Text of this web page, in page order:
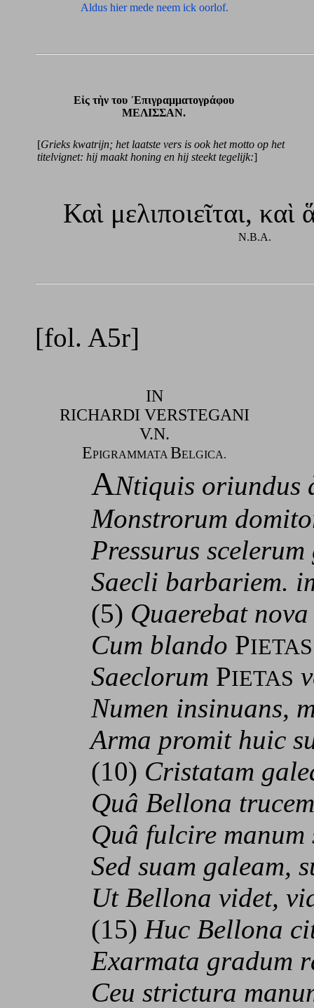
Aldus hier mede neem ick oorlof.
Εἰς τὴν του ᾽Επιγραμματογράφου
ΜΕΛΙΣΣΑΝ.
[Grieks kwatrijn; het laatste vers is ook het motto op het
titelvignet: hij maakt honing en hij steekt tegelijk:]
Καὶ μελιποιεῖται, καὶ
N.B.A.
[fol. A5r]
IN
RICHARDI VERSTEGANI
V.N.
EPIGRAMMATA BELGICA.
ANtiquis oriundus
Monstrorum
Pressurus scelerum
Saecli barbariem.
(5) Quaerebat nova
Cum blando PIETAS
Saeclorum PIETAS
Numen insinuans,
Arma promit huic
(10) Cristatam
Quâ Bellona trucem
Quâ fulcire manum
Sed suam galeam,
Ut Bellona videt,
(15) Huc Bellona
Exarmata gradum
Ceu strictura